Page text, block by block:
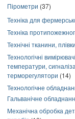
Пірометри (37)
Техніка для
Техніка
Технічні тканини,
Технологічні
температури,
терморегулятори (14)
Технологічне
Гальванічне
Механічна обробка